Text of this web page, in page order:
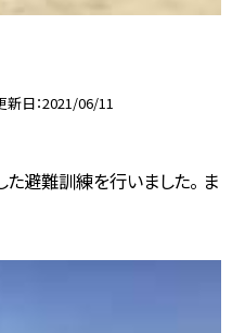
新日 2021/06/11
避難訓練を行いました。 ま